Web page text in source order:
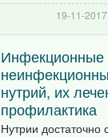
19-11-
Инфекционные
нутрий, их
профилактика
Нутрии достаточно